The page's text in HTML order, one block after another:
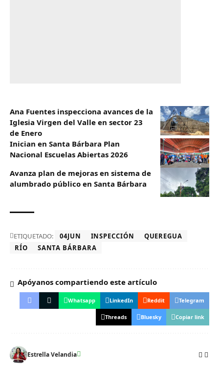
Ana Fuentes inspecciona avances de la
Iglesia Virgen del Valle en sector 23
de Enero
Inician en Santa Bárbara Plan
Nacional Escuelas Abiertas 2026
Avanza plan de mejoras en sistema de
alumbrado público en Santa Bárbara
ETIQUETADO: 04JUN INSPECCIÓN
QUEREGUA
RÍO
SANTA BÁRBARA
Apóyanos compartiendo este artículo
Whatsapp LinkedIn Reddit Telegram
Threads Bluesky Copiar link
Estrella Velandia